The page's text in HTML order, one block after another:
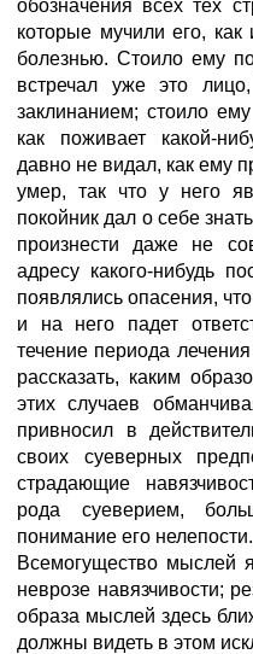
обозначения всех тех
которые мучили его,
болезнью. Стоило ему
встречал уже это
заклинанием; стоило
как поживает какой-
давно не видал, как ему
умер, так что у него
покойник дал о себе
произнести даже не
адресу какого-нибудь
появлялись опасения,
и на него падет
течение периода
рассказать, каким
этих случаев
привносил в
своих суеверных
страдающие
рода суеверием,
понимание его нелепости.
Всемогущество мыслей
неврозе навязчивости;
образа мыслей здесь
должны видеть в этом